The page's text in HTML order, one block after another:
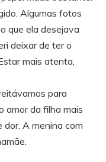
Algumas fotos
que ela desejava
deixar de ter o
mais atenta,
para
amor da filha mais
A menina com